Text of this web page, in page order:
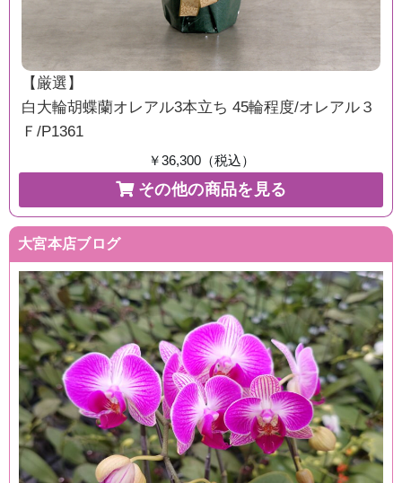
【厳選】
白大輪胡蝶蘭オレアル3本立ち 45輪程度/オレアル３
Ｆ/P1361
￥36,300（税込）
その他の商品を見る
大宮本店ブログ